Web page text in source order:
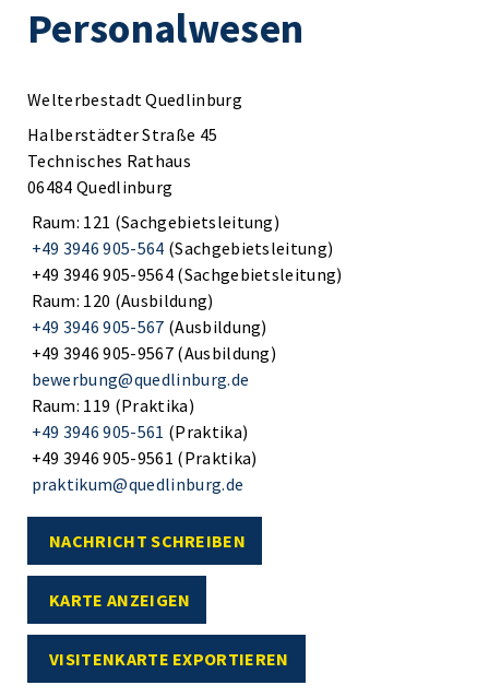
Personalwesen
Welterbestadt Quedlinburg
Halberstädter Straße 45
Technisches Rathaus
06484 Quedlinburg
Raum: 121 (Sachgebietsleitung)
+49 3946 905-564 (Sachgebietsleitung)
+49 3946 905-9564 (Sachgebietsleitung)
Raum: 120 (Ausbildung)
+49 3946 905-567 (Ausbildung)
+49 3946 905-9567 (Ausbildung)
bewerbung@quedlinburg.de
Raum: 119 (Praktika)
+49 3946 905-561 (Praktika)
+49 3946 905-9561 (Praktika)
praktikum@quedlinburg.de
NACHRICHT SCHREIBEN
KARTE ANZEIGEN
VISITENKARTE EXPORTIEREN